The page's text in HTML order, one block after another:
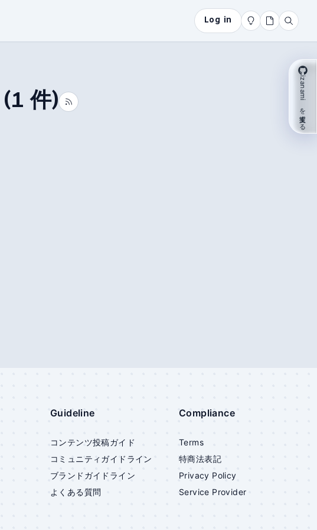
Log in
(1 件)
Guideline
コンテンツ投稿ガイド
コミュニティガイドライン
ブランドガイドライン
よくある質問
Compliance
Terms
特商法表記
Privacy Policy
Service Provider
izanami を支援する